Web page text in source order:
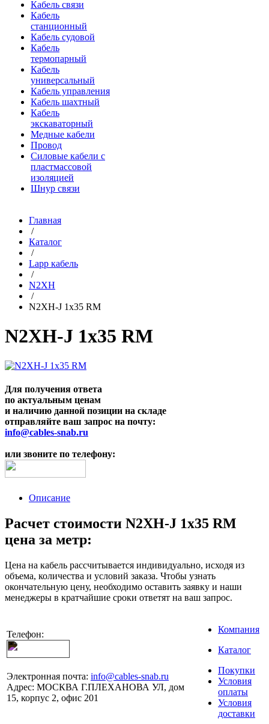
Кабель связи
Кабель
станционный
Кабель судовой
Кабель
термопарный
Кабель
универсальный
Кабель управления
Кабель шахтный
Кабель
экскаваторный
Медные кабели
Провод
Силовые кабели с
пластмассовой
изоляцией
Шнур связи
Главная
/
Каталог
/
Lapp кабель
/
N2XH
/
N2XH-J 1x35 RM
N2XH-J 1x35 RM
Для получения ответа
по актуальным ценам
и наличию данной позиции на складе
отправляйте ваш запрос на почту:
info@cables-snab.ru
или звоните по телефону:
Описание
Расчет стоимости N2XH-J 1x35 RM
цена за метр:
Цена на кабель рассчитывается индивидуально, исходя из
объема, количества и условий заказа. Чтобы узнать
окончательную цену, необходимо оставить заявку и наши
менеджеры в кратчайшие сроки ответят на ваш запрос.
Телефон:
Электронная почта: info@cables-snab.ru
Адрес: МОСКВА Г.ПЛЕХАНОВА УЛ, дом
15, корпус 2, офис 201
Компания
Каталог
Покупки
Условия
оплаты
Условия
доставки